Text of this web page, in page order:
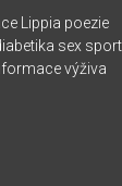
Lippia poezie
sex sport
výživa